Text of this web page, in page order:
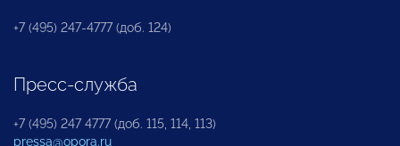
+7 (495) 247-4777 (доб. 124)
Пресс-служба
+7 (495) 247 4777 (доб. 115, 114, 113)
pressa@opora.ru